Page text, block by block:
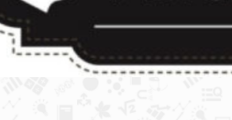
ВПР, МЦКО, СтатГрад, КДР, ВОШ,